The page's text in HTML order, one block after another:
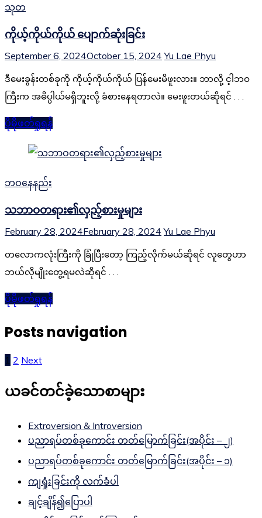
သုတ
ကိုယ့်ကိုယ်ကိုယ် ပျောက်ဆုံးခြင်း
September 6, 2024October 15, 2024 Yu Lae Phyu
ဒီမေးခွန်းတစ်ခုကို ကိုယ့်ကိုယ်ကိုယ် ပြန်မေးမိဖူးလား။ ဘာလို့ င့ါဘဝ
ကြီးက အဓိပ္ပါယ်မရှိဘူးလို့ ခံစားနေရတာလဲ။ မေးဖူးတယ်ဆိုရင် . . .
ပိုမိုဖတ်ရှုရန်
ဘဝနေနည်း
သဘာဝတရား၏လှည့်စားမှုများ
February 28, 2024February 28, 2024 Yu Lae Phyu
တလောကလုံးကြီးကို ခြုံပြီးတော့ ကြည့်လိုက်မယ်ဆိုရင် လူတွေဟာ
ဘယ်လိုမျိုးတွေ့ရမလဲဆိုရင် . . .
ပိုမိုဖတ်ရှုရန်
Posts navigation
1 2 Next
ယခင်တင်ခဲ့သောစာများ
Extroversion & Introversion
ပညာရပ်တစ်ခုကောင်း တတ်မြောက်ခြင်း(အပိုင်း – ၂)
ပညာရပ်တစ်ခုကောင်း တတ်မြောက်ခြင်း(အပိုင်း – ၁)
ကျရှုံးခြင်းကို လက်ခံပါ
ချင့်ချိန်၍ပြောပါ